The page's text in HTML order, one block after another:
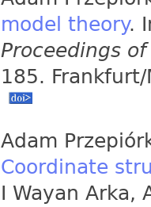
model theory.
Proceedings
185.
Adam
Coordinate
I Wayan Arka,